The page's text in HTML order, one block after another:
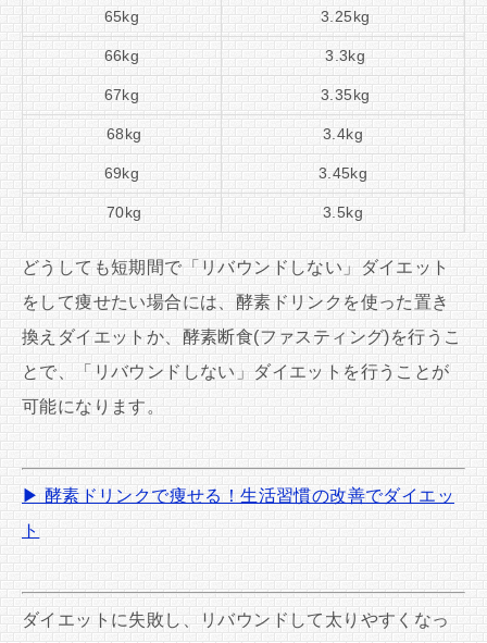
65kg 3.25kg
66kg 3.3kg
67kg 3.35kg
68kg 3.4kg
69kg 3.45kg
70kg 3.5kg
どうしても短期間で「リバウンドしない」ダイエット
をして痩せたい場合には、酵素ドリンクを使った置き
換えダイエットか、酵素断食(ファスティング)を行うこ
とで、「リバウンドしない」ダイエットを行うことが
可能になります。
▶ 酵素ドリンクで痩せる！生活習慣の改善でダイエッ
ト
ダイエットに失敗し、リバウンドして太りやすくなっ